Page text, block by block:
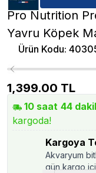
Pro Nutrition
Yavru Köpek
Ürün Kodu:
1,399.00 TL
10 saat 44
kargoda!
Kargoya
Akvaryum
gün kargo